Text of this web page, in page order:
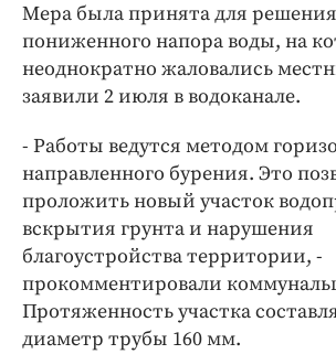
Мера была принята для
пониженного напора воды, на
неоднократно жаловались
заявили 2 июля в водоканале.
- Работы ведутся методом
направленного бурения. Это
проложить новый участок
вскрытия грунта и нарушения
благоустройства территории, -
прокомментировали
Протяженность участка
диаметр трубы 160 мм.